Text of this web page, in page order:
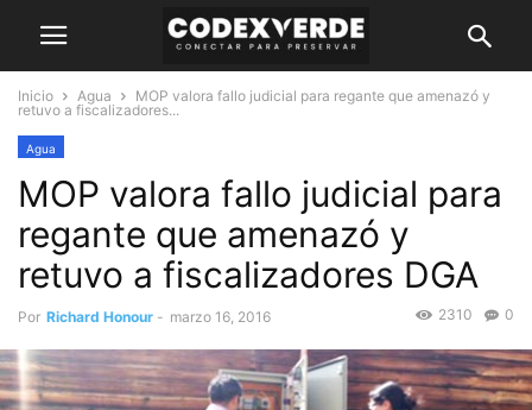
Inicio Agua
MOP valora fallo judicial para regante que amenazó y
retuvo a fiscalizadores...
Agua
MOP valora fallo judicial para
regante que amenazó y
retuvo a fiscalizadores DGA
Por Richard Honour - marzo 16, 2016 0
2310